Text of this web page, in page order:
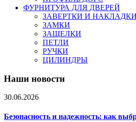
ФУРНИТУРА ДЛЯ ДВЕРЕЙ
ЗАВЕРТКИ И НАКЛАДКИ
ЗАМКИ
ЗАЩЕЛКИ
ПЕТЛИ
РУЧКИ
ЦИЛИНДРЫ
Наши новости
30.06.2026
Безопасность и надежность: как